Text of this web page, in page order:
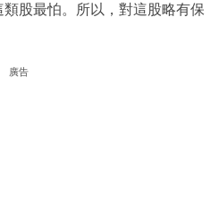
股最怕。所以，對這股略有保
廣告